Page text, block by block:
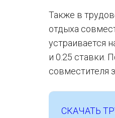
Также в
отдыха
устраивается
и 0.25 ставки.
совместителя
СКАЧАТЬ